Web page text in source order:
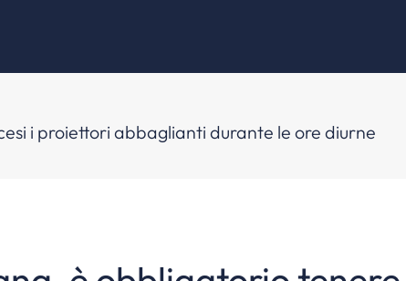
i proiettori abbaglianti durante le ore diurne